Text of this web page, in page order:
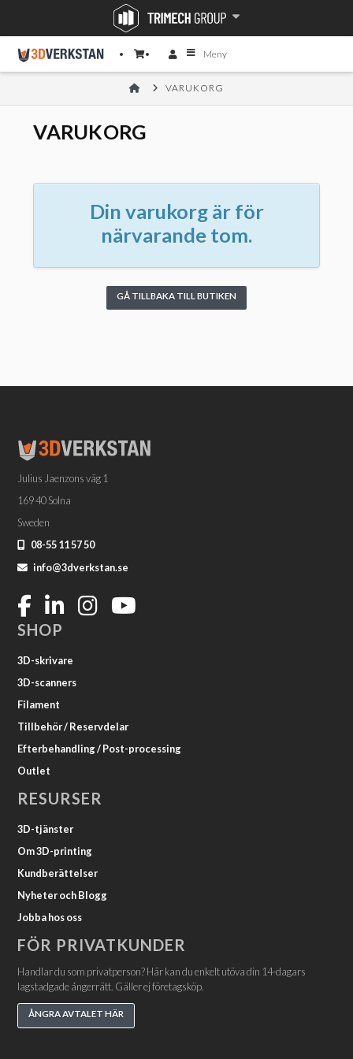
Meny
HOMEVARUKORG
VARUKORG
Din varukorg är för
närvarande tom.
GÅ TILLBAKA TILL BUTIKEN
Julius Jaenzons väg 1
169 40 Solna
Sweden
08-55 11 57 50
info@3dverkstan.se
SHOP
3D-skrivare
3D-scanners
Filament
Tillbehör / Reservdelar
Efterbehandling / Post-processing
Outlet
RESURSER
3D-tjänster
Om 3D-printing
Kundberättelser
Nyheter och Blogg
Jobba hos oss
FÖR PRIVATKUNDER
Handlar du som privatperson? Här kan du enkelt utöva din 14-dagars
lagstadgade ångerrätt. Gäller ej företagsköp.
ÅNGRA AVTALET HÄR